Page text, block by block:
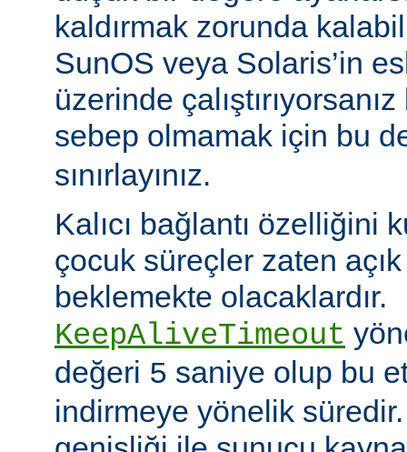
kaldırmak zorunda
SunOS veya Solaris’in
üzerinde
sebep olmamak için bu
sınırlayınız.
Kalıcı bağlantı özelliğini
çocuk süreçler zaten
beklemekte olacaklardır.
KeepAliveTimeout
değeri 5 saniye olup bu
indirmeye yönelik